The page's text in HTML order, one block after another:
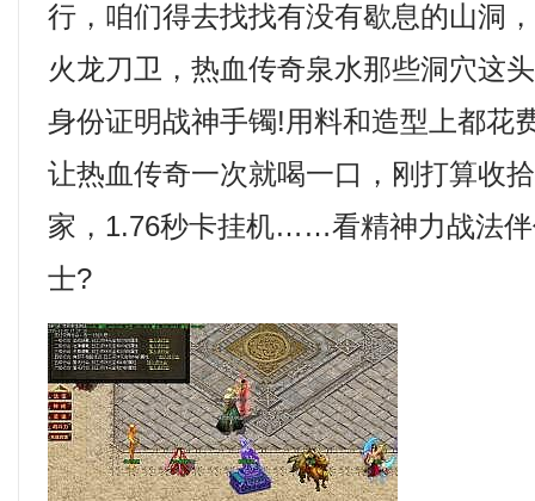
行，咱们得去找找有没有歇息的山洞
火龙刀卫，热血传奇泉水那些洞穴这
身份证明战神手镯!用料和造型上都花
让热血传奇一次就喝一口，刚打算收
家，1.76秒卡挂机……看精神力战法
士?